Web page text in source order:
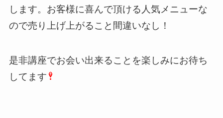
します。お客様に喜んで頂ける人気メニューな
ので売り上げ上がること間違いなし！
是非講座でお会い出来ることを楽しみにお待ち
してます